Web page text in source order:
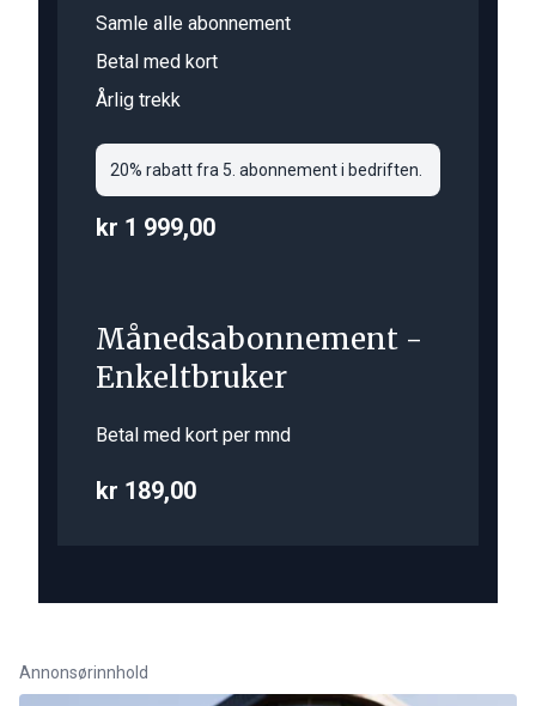
Samle alle abonnement
Betal med kort
Årlig trekk
20% rabatt fra 5. abonnement i bedriften.
kr 1 999,00
Månedsabonnement -
Enkeltbruker
Betal med kort per mnd
kr 189,00
Annonsørinnhold